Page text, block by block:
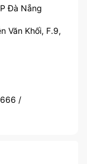
Đà Nẵng
Văn Khối, F.9,
/